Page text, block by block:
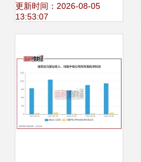
质与互联之道
更新时间：2026-08-05
13:53:07